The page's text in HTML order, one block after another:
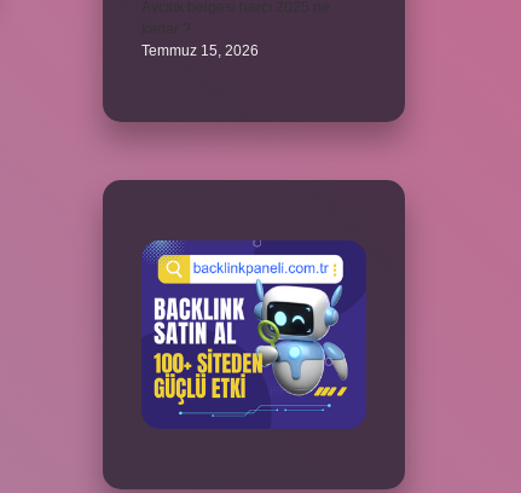
Temmuz 15, 2026